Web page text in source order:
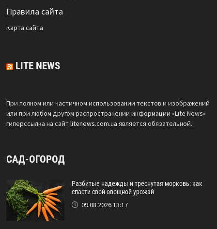
Правила сайта
Карта сайта
LITE NEWS
При полном или частичном использовании текстов и изображений
или при любом другом распространении информации «Lite News»
гиперссылка на сайтlitenews.com.ua является обязательной.
САД-ОГОРОД
Разбитые надежды и треснутая морковь: как
спасти свой овощной урожай
09.08.2026 13:17